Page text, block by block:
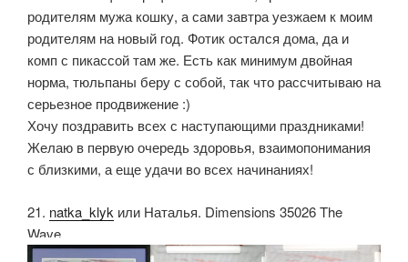
родителям мужа кошку, а сами завтра уезжаем к моим
родителям на новый год. Фотик остался дома, да и
комп с пикассой там же. Есть как минимум двойная
норма, тюльпаны беру с собой, так что рассчитываю на
серьезное продвижение :)
Хочу поздравить всех с наступающими праздниками!
Желаю в первую очередь здоровья, взаимопонимания
с близкими, а еще удачи во всех начинаниях!
21. natka_klyk или Наталья. Dimensions 35026 The
Wave.